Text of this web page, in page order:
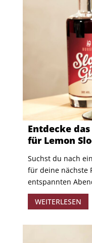
Entdecke
für Lemon
Suchst du nach
für deine nächste
entspannten
WEITERLESEN